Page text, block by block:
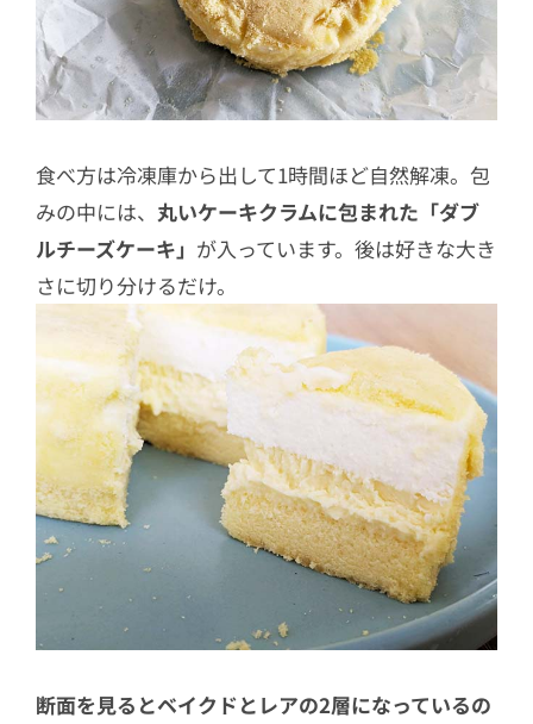
食べ方は冷凍庫から出して1時間ほど自然解凍。包
みの中には、 丸いケーキクラムに包まれた「ダブ
ルチーズケーキ」 が入っています。後は好きな大き
さに切り分けるだけ。
断面を見るとベイクドとレアの2層になっているの